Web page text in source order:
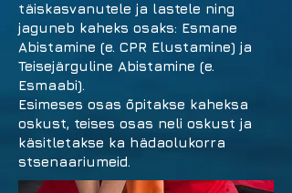
täiskasvanutele ja lastele ning
jaguneb kaheks osaks: Esmane
Abistamine (e. CPR Elustamine) ja
Teisejärguline Abistamine (e.
Esmaabi).
Esimeses osas õpitakse kaheksa
oskust, teises osas neli oskust ja
käsitletakse ka hädaolukorra
stsenaariumeid.